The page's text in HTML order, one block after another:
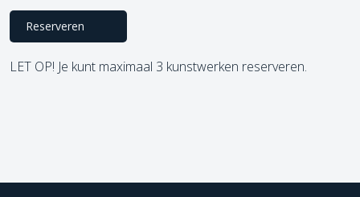
Reserveren
LET OP! Je kunt maximaal 3 kunstwerken reserveren.